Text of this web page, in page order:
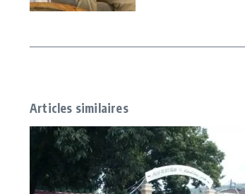
Articles similaires